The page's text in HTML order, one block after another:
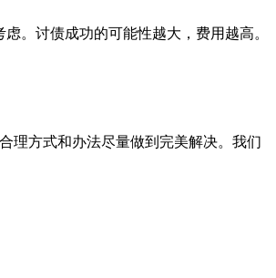
。讨债成功的可能性越大，费用越高。
理方式和办法尽量做到完美解决。我们